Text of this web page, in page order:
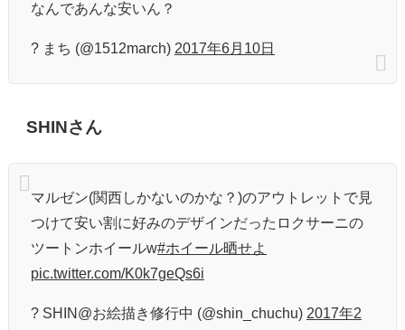
なんであんな安いん？
? まち (@1512march) 2017年6月10日
SHINさん
マルゼン(関西しかないのかな？)のアウトレットで見
つけて安い割に好みのデザインだったロクサーニの
ツートンホイールw#ホイール晒せよ
pic.twitter.com/K0k7geQs6i
? SHIN@お絵描き修行中 (@shin_chuchu) 2017年2